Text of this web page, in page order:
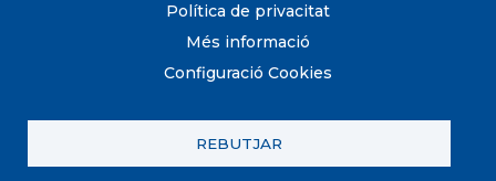
© Ajuntament de Muro.
Política de privacitat
Més informació
Configuració Cookies
REBUTJAR